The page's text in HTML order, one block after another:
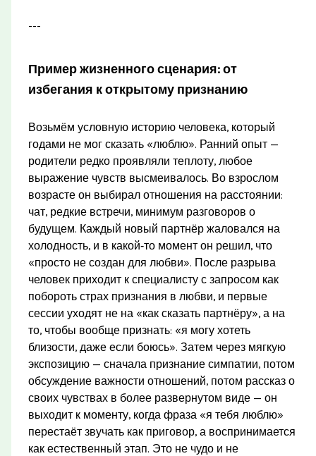
---
Пример жизненного сценария: от
избегания к открытому признанию
Возьмём условную историю человека, который
годами не мог сказать «люблю». Ранний опыт —
родители редко проявляли теплоту, любое
выражение чувств высмеивалось. Во взрослом
возрасте он выбирал отношения на расстоянии:
чат, редкие встречи, минимум разговоров о
будущем. Каждый новый партнёр жаловался на
холодность, и в какой‑то момент он решил, что
«просто не создан для любви». После разрыва
человек приходит к специалисту с запросом как
побороть страх признания в любви, и первые
сессии уходят не на «как сказать партнёру», а на
то, чтобы вообще признать: «я могу хотеть
близости, даже если боюсь». Затем через мягкую
экспозицию — сначала признание симпатии, потом
обсуждение важности отношений, потом рассказ о
своих чувствах в более развернутом виде — он
выходит к моменту, когда фраза «я тебя люблю»
перестаёт звучать как приговор, а воспринимается
как естественный этап. Это не чудо и не